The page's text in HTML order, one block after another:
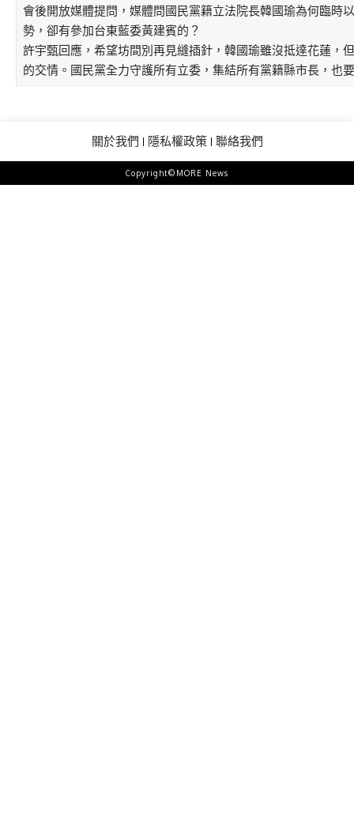
會後開放媒體提問，媒體問國民黨籍立法院長韓國瑜為何臨時
勢，卻有參加台東藍委黃建賓的？
許宇甄回應，希望坊間別再見縫插針，韓國瑜雖沒抵達花蓮，
的交情。國民黨全力守護所有立委，集結所有黨籍縣市長，也
關於我們 隱私權政策 聯絡我們
Copyright©MORE News